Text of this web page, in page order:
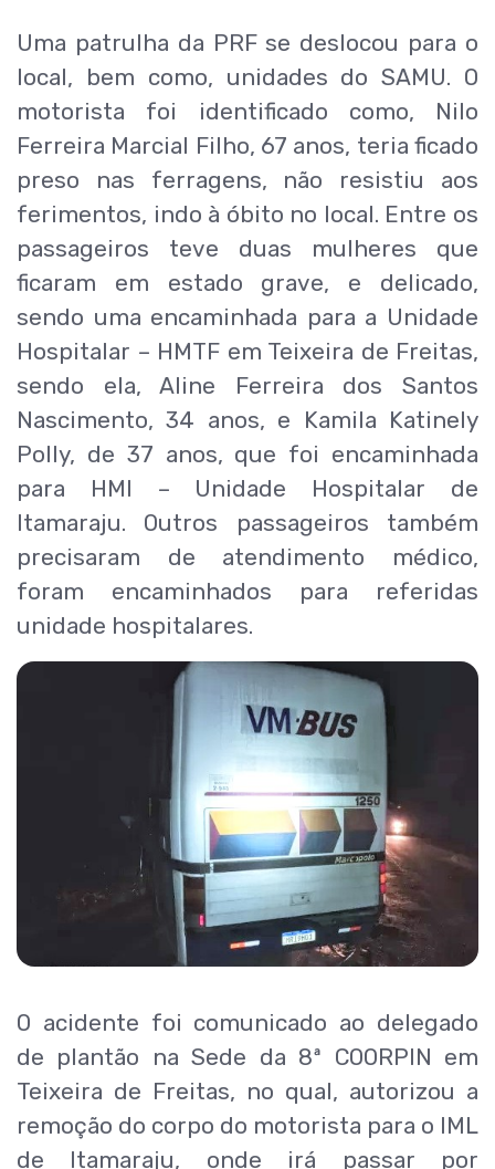
Uma patrulha da PRF se deslocou para o
local, bem como, unidades do SAMU. O
motorista foi identificado como, Nilo
Ferreira Marcial Filho, 67 anos, teria ficado
preso nas ferragens, não resistiu aos
ferimentos, indo à óbito no local. Entre os
passageiros teve duas mulheres que
ficaram em estado grave, e delicado,
sendo uma encaminhada para a Unidade
Hospitalar – HMTF em Teixeira de Freitas,
sendo ela, Aline Ferreira dos Santos
Nascimento, 34 anos, e Kamila Katinely
Polly, de 37 anos, que foi encaminhada
para HMI – Unidade Hospitalar de
Itamaraju. Outros passageiros também
precisaram de atendimento médico,
foram encaminhados para referidas
unidade hospitalares.
O acidente foi comunicado ao delegado
de plantão na Sede da 8ª COORPIN em
Teixeira de Freitas, no qual, autorizou a
remoção do corpo do motorista para o IML
de Itamaraju, onde irá passar por